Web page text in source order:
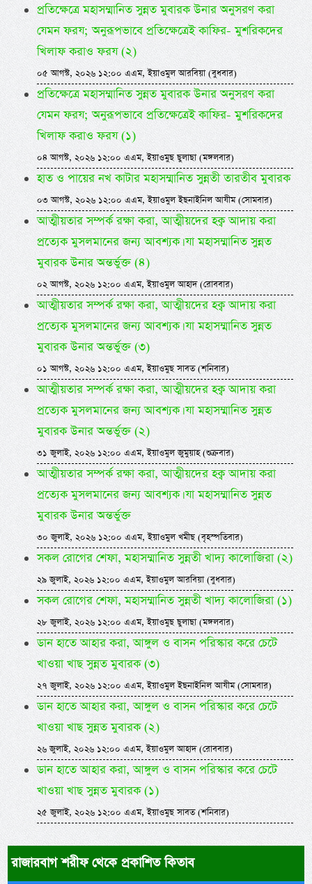
প্রতিক্ষেত্রে মহাসম্মানিত সুন্নত মুবারক উনার অনুসরণ করা
যেমন ফরয; অনুরূপভাবে প্রতিক্ষেত্রেই কাফির- মুশরিকদের
খিলাফ করাও ফরয (২)
০৫ আগস্ট, ২০২৬ ১২:০০ এএম, ইয়াওমুল আরবিয়া (বুধবার)
প্রতিক্ষেত্রে মহাসম্মানিত সুন্নত মুবারক উনার অনুসরণ করা
যেমন ফরয; অনুরূপভাবে প্রতিক্ষেত্রেই কাফির- মুশরিকদের
খিলাফ করাও ফরয (১)
০৪ আগস্ট, ২০২৬ ১২:০০ এএম, ইয়াওমুছ ছুলাছা (মঙ্গলবার)
হাত ও পায়ের নখ কাটার মহাসম্মানিত সুন্নতী তারতীব মুবারক
০৩ আগস্ট, ২০২৬ ১২:০০ এএম, ইয়াওমুল ইছনাইনিল আযীম (সোমবার)
আত্মীয়তার সম্পর্ক রক্ষা করা, আত্মীয়দের হক্ব আদায় করা
প্রত্যেক মুসলমানের জন্য আবশ্যক। যা মহাসম্মানিত সুন্নত
মুবারক উনার অন্তর্ভুক্ত (৪)
০২ আগস্ট, ২০২৬ ১২:০০ এএম, ইয়াওমুল আহাদ (রোববার)
আত্মীয়তার সম্পর্ক রক্ষা করা, আত্মীয়দের হক্ব আদায় করা
প্রত্যেক মুসলমানের জন্য আবশ্যক। যা মহাসম্মানিত সুন্নত
মুবারক উনার অন্তর্ভুক্ত (৩)
০১ আগস্ট, ২০২৬ ১২:০০ এএম, ইয়াওমুছ সাবত (শনিবার)
আত্মীয়তার সম্পর্ক রক্ষা করা, আত্মীয়দের হক্ব আদায় করা
প্রত্যেক মুসলমানের জন্য আবশ্যক। যা মহাসম্মানিত সুন্নত
মুবারক উনার অন্তর্ভুক্ত (২)
৩১ জুলাই, ২০২৬ ১২:০০ এএম, ইয়াওমুল জুমুয়াহ (শুক্রবার)
আত্মীয়তার সম্পর্ক রক্ষা করা, আত্মীয়দের হক্ব আদায় করা
প্রত্যেক মুসলমানের জন্য আবশ্যক। যা মহাসম্মানিত সুন্নত
মুবারক উনার অন্তর্ভুক্ত
৩০ জুলাই, ২০২৬ ১২:০০ এএম, ইয়াওমুল খমীছ (বৃহস্পতিবার)
সকল রোগের শেফা, মহাসম্মানিত সুন্নতী খাদ্য কালোজিরা (২)
২৯ জুলাই, ২০২৬ ১২:০০ এএম, ইয়াওমুল আরবিয়া (বুধবার)
সকল রোগের শেফা, মহাসম্মানিত সুন্নতী খাদ্য কালোজিরা (১)
২৮ জুলাই, ২০২৬ ১২:০০ এএম, ইয়াওমুছ ছুলাছা (মঙ্গলবার)
ডান হাতে আহার করা, আঙ্গুল ও বাসন পরিস্কার করে চেটে
খাওয়া খাছ সুন্নত মুবারক (৩)
২৭ জুলাই, ২০২৬ ১২:০০ এএম, ইয়াওমুল ইছনাইনিল আযীম (সোমবার)
ডান হাতে আহার করা, আঙ্গুল ও বাসন পরিস্কার করে চেটে
খাওয়া খাছ সুন্নত মুবারক (২)
২৬ জুলাই, ২০২৬ ১২:০০ এএম, ইয়াওমুল আহাদ (রোববার)
ডান হাতে আহার করা, আঙ্গুল ও বাসন পরিস্কার করে চেটে
খাওয়া খাছ সুন্নত মুবারক (১)
২৫ জুলাই, ২০২৬ ১২:০০ এএম, ইয়াওমুছ সাবত (শনিবার)
রাজারবাগ শরীফ থেকে প্রকাশিত কিতাব